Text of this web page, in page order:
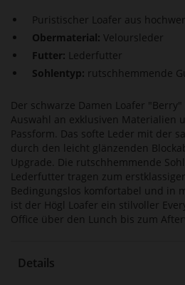
Puristischer Loafer aus
Obermaterial: Veloursleder
Futter: Lederfutter
Sohlentyp: rutschhemmende
Der schwarze Damen Loafer
Auswahl an exklusiven Materialien
Passform. Das softe Leder mit der
durch den leicht glänzenden
Upgrade. Die rutschhemmende
Lederfutter tragen zum
Bedingungslos komfortabel und in
ist der Högl Loafer ein stilvoller
Office über den Lunch bis zum
Details